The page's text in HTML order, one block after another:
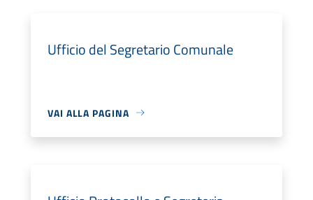
Ufficio del Segretario Comunale
VAI ALLA PAGINA